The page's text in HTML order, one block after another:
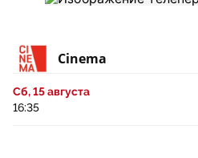
Cinema
Сб, 15 августа
16:35